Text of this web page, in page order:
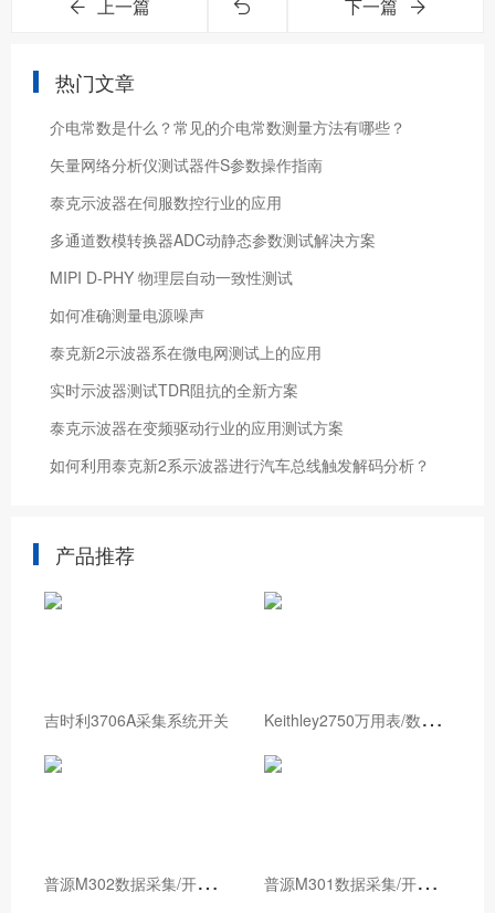
上一篇 下一篇
热门文章
介电常数是什么？常见的介电常数测量方法有哪些？
矢量网络分析仪测试器件S参数操作指南
泰克示波器在伺服数控行业的应用
​多通道数模转换器ADC动静态参数测试解决方案
MIPI D-PHY 物理层自动一致性测试
如何准确测量电源噪声
泰克新2示波器系在微电网测试上的应用
实时示波器测试TDR阻抗的全新方案
泰克示波器在变频驱动行业的应用测试方案
如何利用泰克新2系示波器进行汽车总线触发解码分析？
产品推荐
吉时利3706A采集系统开关 K
eithley2750万用表/数据采集/开关系统
普
源M302数据采集/开关系统 普
源M301数据采集/开关系统